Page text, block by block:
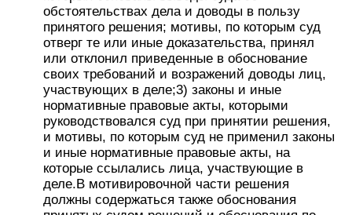
обстоятельствах дела и доводы в пользу
принятого решения; мотивы, по которым суд
отверг те или иные доказательства, принял
или отклонил приведенные в обоснование
своих требований и возражений доводы лиц,
участвующих в деле;3) законы и иные
нормативные правовые акты, которыми
руководствовался суд при принятии решения,
и мотивы, по которым суд не применил законы
и иные нормативные правовые акты, на
которые ссылались лица, участвующие в
деле.В мотивировочной части решения
должны содержаться также обоснования